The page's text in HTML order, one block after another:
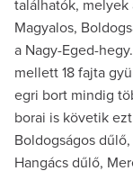
találhatók, melyek
Magyalos,
a Nagy-Eged-
mellett 18 fajta
egri bort mindig
borai is követik
Boldogságos
Hangács dűlő,